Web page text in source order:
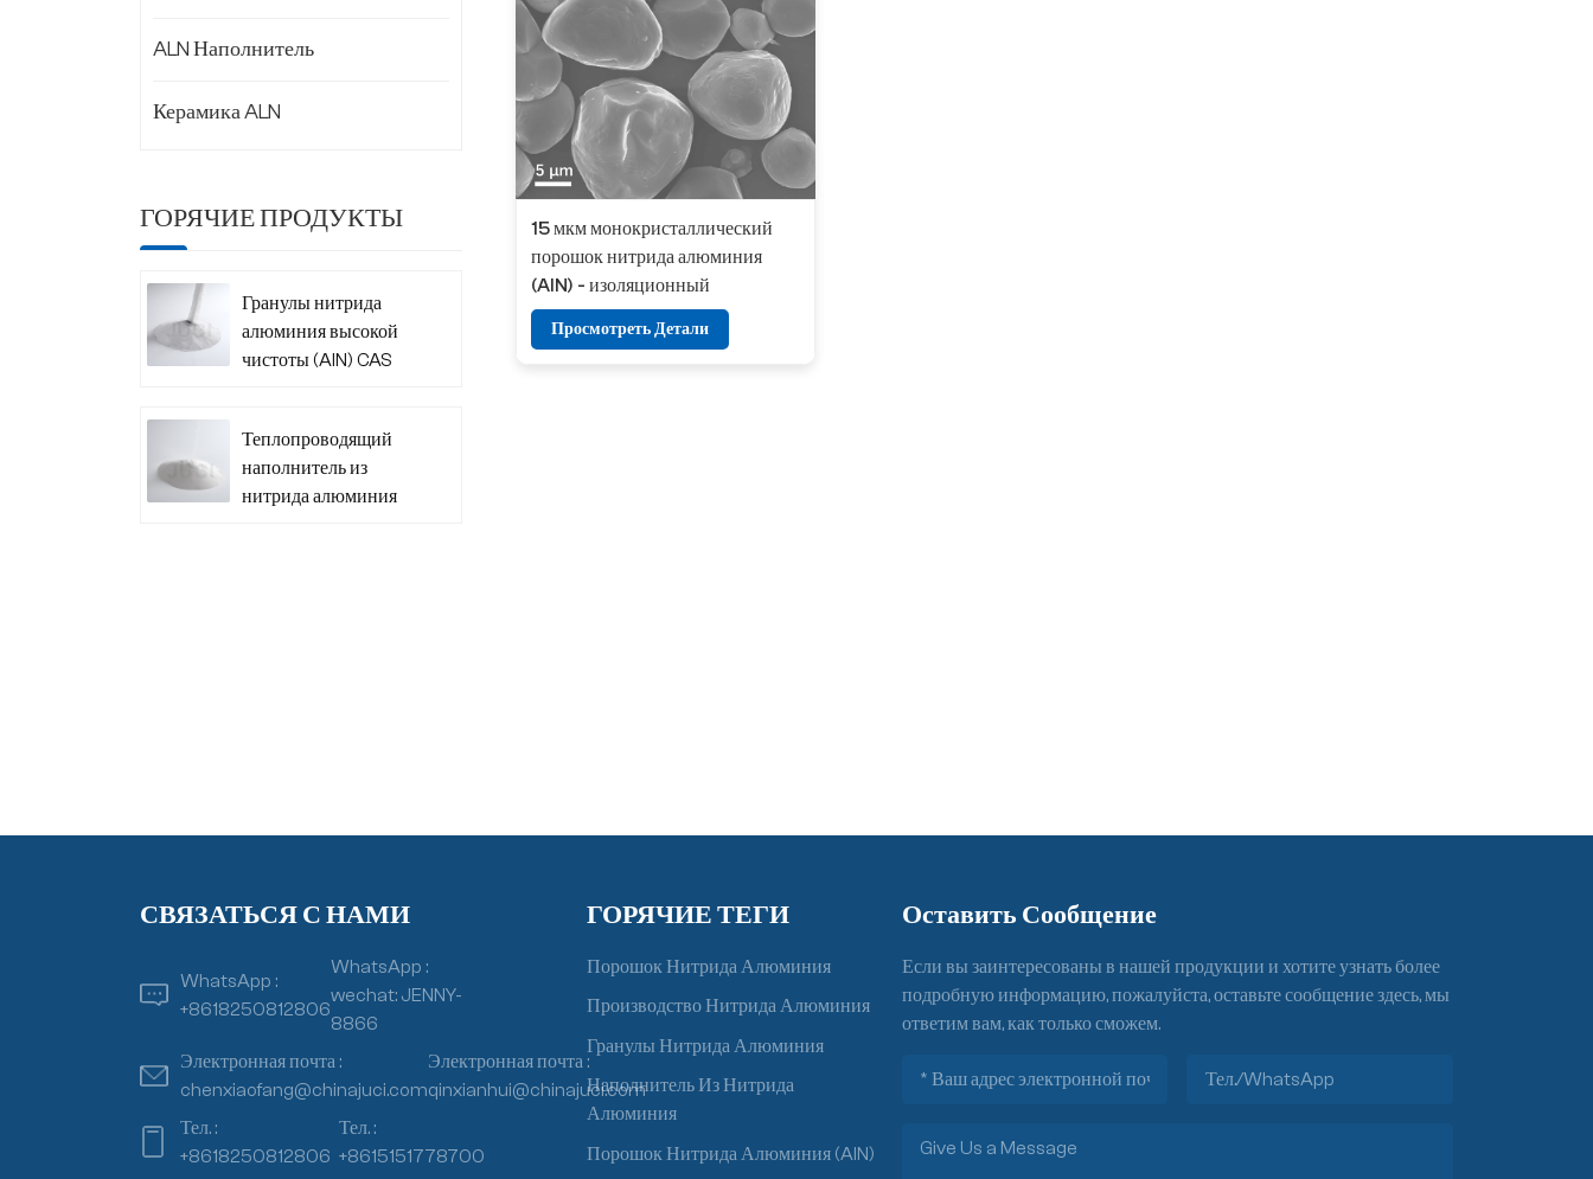
15 мкм монокристаллический
порошок нитрида алюминия
(AlN) - изоляционный
наполнитель с высокой
теплопроводностью
Просмотреть Детали
ALN Наполнитель
Керамика ALN
ГОРЯЧИЕ ПРОДУКТЫ
Гранулы нитрида
алюминия высокой
чистоты (AlN) CAS
Теплопроводящий
наполнитель из
нитрида алюминия
СВЯЗАТЬСЯ С НАМИ
WhatsApp :
+8618250812806
WhatsApp :
wechat: JENNY-
8866
Электронная почта :
chenxiaofang@chinajuci.com
Электронная почта :
qinxianhui@chinajuci.com
Тел. :
+8618250812806
Тел. :
+8615151778700
ГОРЯЧИЕ ТЕГИ
Порошок Нитрида Алюминия
Производство Нитрида Алюминия
Гранулы Нитрида Алюминия
Наполнитель Из Нитрида
Алюминия
Порошок Нитрида Алюминия (AlN)
Оставить Сообщение
Если вы заинтересованы в нашей продукции и хотите узнать более
подробную информацию, пожалуйста, оставьте сообщение здесь, мы
ответим вам, как только сможем.